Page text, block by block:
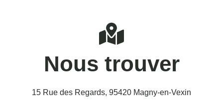
Nous trouver
15 Rue des Regards, 95420 Magny-en-Vexin